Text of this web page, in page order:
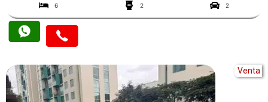
6
2 2
Venta